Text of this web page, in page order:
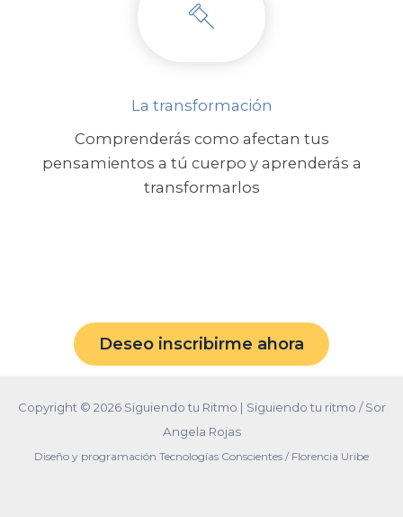
La transformación
Comprenderás como afectan tus
pensamientos a tú cuerpo y aprenderás a
transformarlos
Deseo inscribirme ahora
Copyright © 2026 Siguiendo tu Ritmo | Siguiendo tu ritmo / Sor
Angela Rojas
Diseño y programación Tecnologías Conscientes / Florencia Uribe